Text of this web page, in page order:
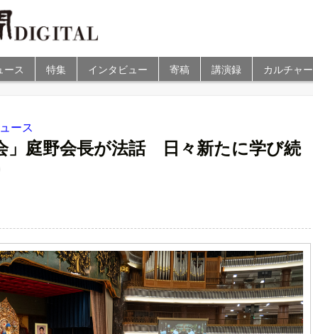
ース 特集 インタビュー 寄稿 講演録 カルチャー
ース
」庭野会長が法話 日々新たに学び続